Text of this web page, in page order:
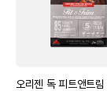
오리젠 독 피트앤트